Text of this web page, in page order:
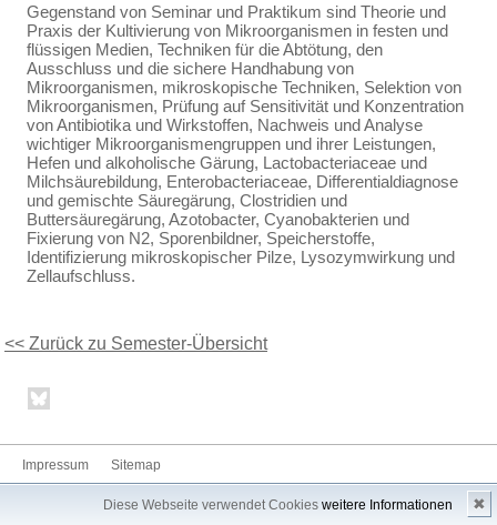
Diese Webseite verwendet Cookies weitere Informationen ✖
Gegenstand von Seminar und Praktikum sind Theorie und
Praxis der Kultivierung von Mikroorganismen in festen und
flüssigen Medien, Techniken für die Abtötung, den
Ausschluss und die sichere Handhabung von
Mikroorganismen, mikroskopische Techniken, Selektion von
Mikroorganismen, Prüfung auf Sensitivität und Konzentration
von Antibiotika und Wirkstoffen, Nachweis und Analyse
wichtiger Mikroorganismengruppen und ihrer Leistungen,
Hefen und alkoholische Gärung, Lactobacteriaceae und
Milchsäurebildung, Enterobacteriaceae, Differentialdiagnose
und gemischte Säuregärung, Clostridien und
Buttersäuregärung, Azotobacter, Cyanobakterien und
Fixierung von N2, Sporenbildner, Speicherstoffe,
Identifizierung mikroskopischer Pilze, Lysozymwirkung und
Zellaufschluss.
<< Zurück zu Semester-Übersicht
Impressum Sitemap